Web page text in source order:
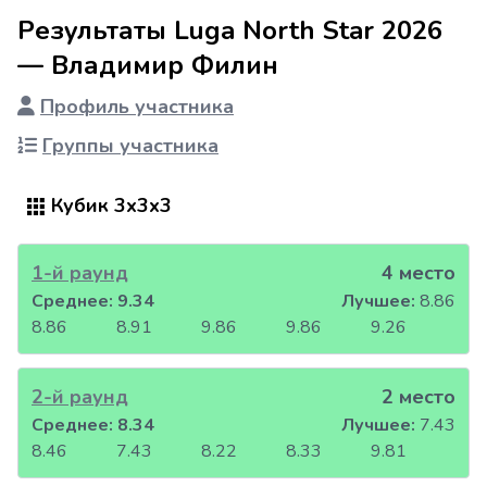
Результаты Luga North Star 2026
— Владимир Филин
Профиль участника
Группы участника
Кубик 3x3x3
1-й раунд 4 место
8.86 8.91 9.86 9.86 9.26
Среднее: 9.34 Лучшее: 8.86
2-й раунд 2 место
8.46 7.43 8.22 8.33 9.81
Среднее: 8.34 Лучшее: 7.43